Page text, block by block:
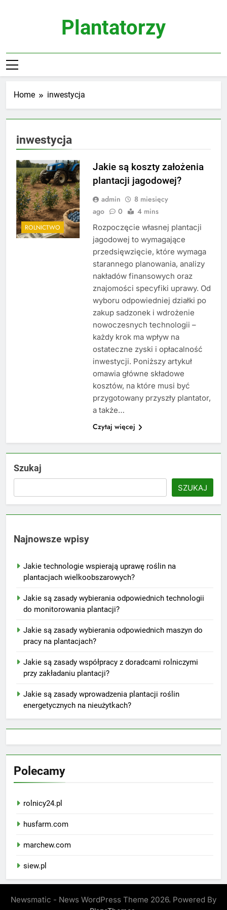
Plantatorzy
Home inwestycja
inwestycja
ROLNICTWO
Jakie są koszty założenia
plantacji jagodowej?
admin
8 miesięcy
ago
0 4 mins
Rozpoczęcie własnej plantacji
jagodowej to wymagające
przedsięwzięcie, które wymaga
starannego planowania, analizy
nakładów finansowych oraz
znajomości specyfiki uprawy. Od
wyboru odpowiedniej działki po
zakup sadzonek i wdrożenie
nowoczesnych technologii –
każdy krok ma wpływ na
ostateczne zyski i opłacalność
inwestycji. Poniższy artykuł
omawia główne składowe
kosztów, na które musi być
przygotowany przyszły plantator,
a także…
Czytaj więcej
Szukaj
SZUKAJ
Najnowsze wpisy
Jakie technologie wspierają uprawę roślin na
plantacjach wielkoobszarowych?
Jakie są zasady wybierania odpowiednich technologii
do monitorowania plantacji?
Jakie są zasady wybierania odpowiednich maszyn do
pracy na plantacjach?
Jakie są zasady współpracy z doradcami rolniczymi
przy zakładaniu plantacji?
Jakie są zasady wprowadzenia plantacji roślin
energetycznych na nieużytkach?
Polecamy
rolnicy24.pl
husfarm.com
marchew.com
siew.pl
Newsmatic - News WordPress Theme 2026. Powered By